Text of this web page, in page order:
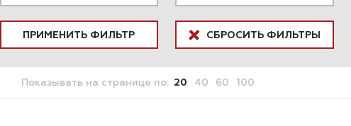
ПРИМЕНИТЬ ФИЛЬТР СБРОСИТЬ ФИЛЬТРЫ
Показывать на странице по: 20 40 60 100